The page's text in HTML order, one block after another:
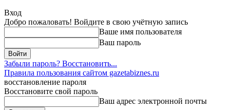
Вход
Добро пожаловать! Войдите в свою учётную запись
Ваше имя пользователя
Ваш пароль
Забыли пароль? Восстановить...
Правила пользования сайтом gazetabiznes.ru
восстановление пароля
Восстановите свой пароль
Ваш адрес электронной почты